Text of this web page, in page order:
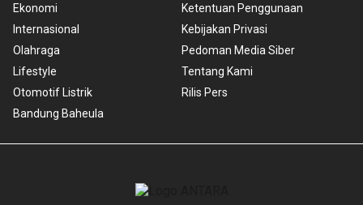
Ekonomi
Internasional
Olahraga
Lifestyle
Otomotif Listrik
Bandung Baheula
Ketentuan Penggunaan
Kebijakan Privasi
Pedoman Media Siber
Tentang Kami
Rilis Pers